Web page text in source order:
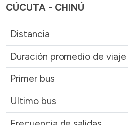
CÚCUTA - CHINÚ
Distancia
Duración promedio de viaje
Primer bus
Ultimo bus